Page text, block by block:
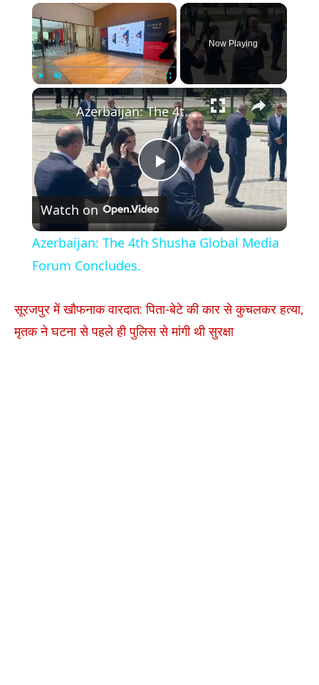
×
Play Unmute Fullscreen
Now Playing
×
Play
Video
Azerbaijan: The 4th Shusha Global Media Forum Concludes.
Watch on
Azerbaijan: The 4th Shusha Global Media
Forum Concludes.
सूरजपुर में खौफनाक वारदात: पिता-बेटे की कार से कुचलकर हत्या,
मृतक ने घटना से पहले ही पुलिस से मांगी थी सुरक्षा